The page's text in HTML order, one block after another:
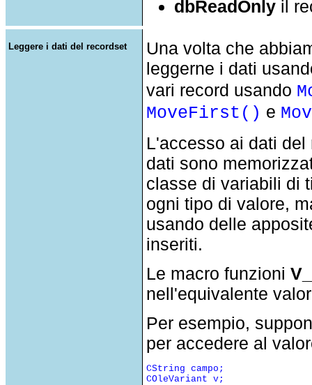
dbReadOnly il
Leggere i dati del recordset
Una volta che
leggerne i dati
vari record usando
MoveFirst() e
L'accesso ai dati
dati sono
classe di variabili di
ogni tipo di valore,
usando delle
inseriti.
Le macro funzioniV_
nell'equivalente
Per esempio,
per accedere al
CString campo;
COleVariant v;